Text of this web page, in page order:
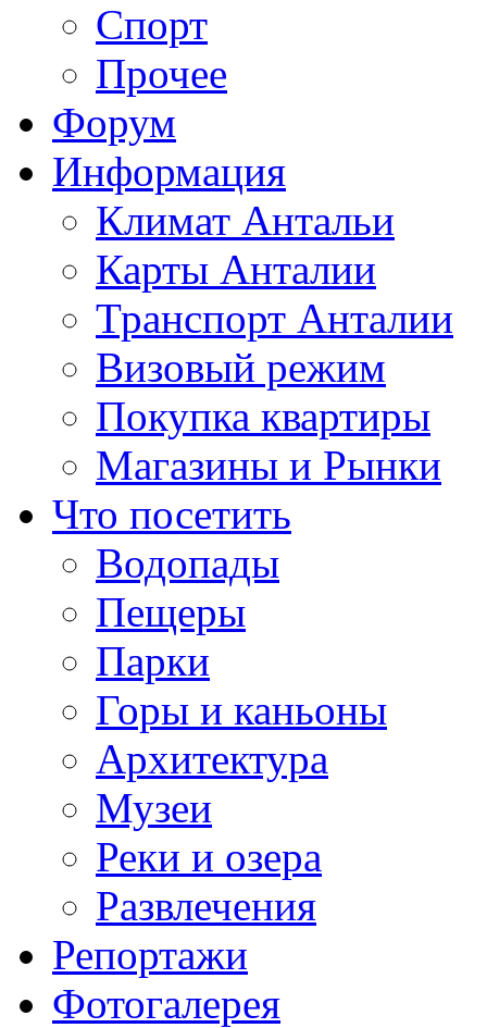
Спорт
Прочее
Форум
Информация
Климат Антальи
Карты Анталии
Транспорт Анталии
Визовый режим
Покупка квартиры
Магазины и Рынки
Что посетить
Водопады
Пещеры
Парки
Горы и каньоны
Архитектура
Музеи
Реки и озера
Развлечения
Репортажи
Фотогалерея